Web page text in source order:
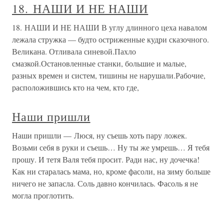
18. НАШИ И НЕ НАШИ
18. НАШИ И НЕ НАШИ В углу длинного цеха навалом
лежала стружка — будто остриженные кудри сказочного.
Великана. Отливала синевой.Пахло
смазкой.Остановленные станки, большие и малые,
разных времен и систем, тишины не нарушали.Рабочие,
расположившись кто на чем, кто где,
Наши пришли
Наши пришли — Люся, ну съешь хоть пару ложек.
Возьми себя в руки и съешь… Ну ты же умрешь… Я тебя
прошу. И тетя Валя тебя просит. Ради нас, ну дочечка!
Как ни старалась мама, но, кроме фасоли, на зиму больше
ничего не запасла. Соль давно кончилась. Фасоль я не
могла проглотить.